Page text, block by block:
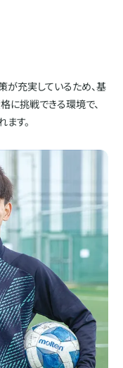
充実しているため、基
に挑戦できる環境で、
す。